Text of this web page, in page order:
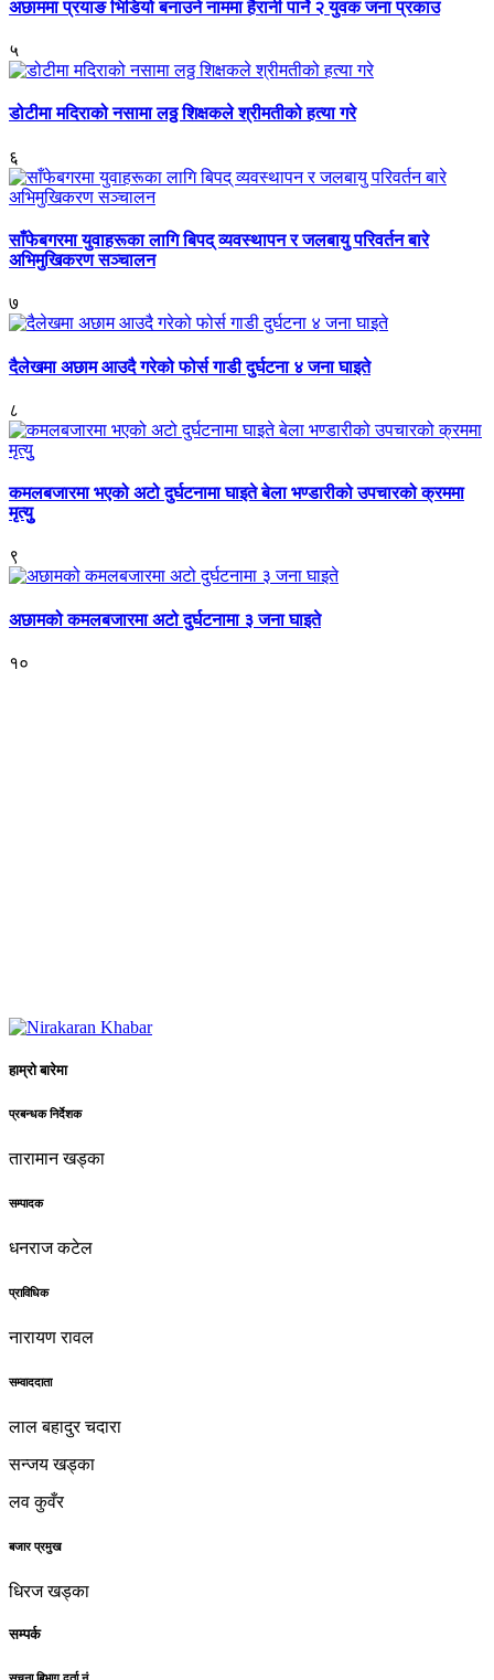
अछाममा प्रयाङ भिडियो बनाउने नाममा हैरानी पार्ने २ युवक जना प्रकाउ
५
डोटीमा मदिराको नसामा लठ्ठ शिक्षकले श्रीमतीको हत्या गरे
६
साँफेबगरमा युवाहरूका लागि बिपद् व्यवस्थापन र जलबायु परिवर्तन बारे
अभिमुखिकरण सञ्चालन
७
दैलेखमा अछाम आउदै गरेको फोर्स गाडी दुर्घटना ४ जना घाइते
८
कमलबजारमा भएको अटो दुर्घटनामा घाइते बेला भण्डारीको उपचारको क्रममा
मृत्युु
९
अछामको कमलबजारमा अटो दुर्घटनामा ३ जना घाइते
१०
हाम्रो बारेमा
प्रबन्धक निर्देशक
तारामान खड्का
सम्पादक
धनराज कटेल
प्राविधिक
नारायण रावल
सम्वाददाता
लाल बहादुर चदारा
सन्जय खड्का
लव कुवँर
बजार प्रमुख
धिरज खड्का
सम्पर्क